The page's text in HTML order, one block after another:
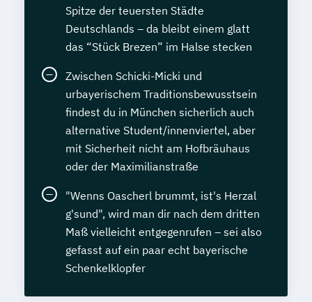
Spitze der teuersten Städte
Deutschlands – da bleibt einem glatt
das “Stück Brezen” im Halse stecken
Zwischen Schicki-Micki und
urbayerischem Traditionsbewusstsein
findest du in München sicherlich auch
alternative Student/innenviertel, aber
mit Sicherheit nicht am Hofbräuhaus
oder der Maximilianstraße
"Wenns Oascherl brummt, ist's Herzal
g'sund", wird man dir nach dem dritten
Maß vielleicht entgegenrufen – sei also
gefasst auf ein paar echt bayerische
Schenkelklopfer